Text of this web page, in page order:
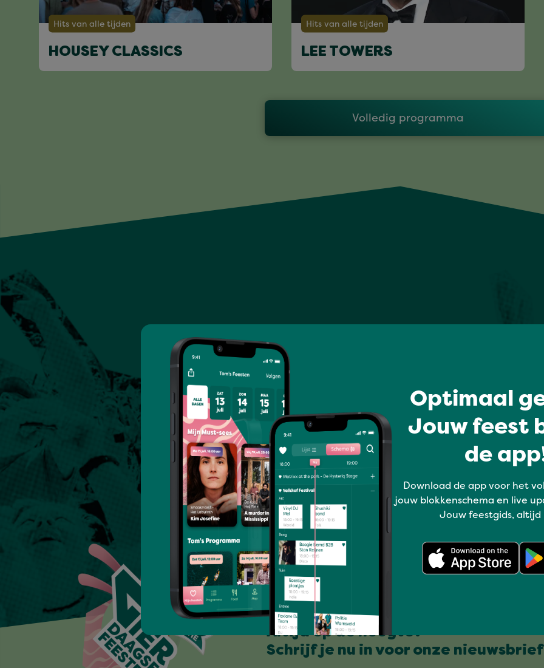
Hits van alle tijden
HOUSEY CLASSICS
Hits van alle tijden
LEE TOWERS
Volledig programma
Optimaal
Jouw feest
de
Download de app voor het
jouw blokkenschema en live
Jouw feestgids, altijd
Altijd op de hoogte?
Schrijf je nu in voor onze